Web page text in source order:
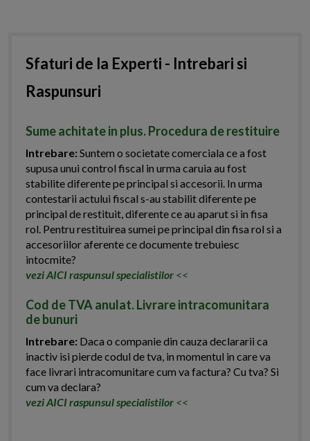
Sfaturi de la Experti - Intrebari si
Raspunsuri
Sume achitate in plus. Procedura de restituire
Intrebare:Suntem o societate comerciala ce a fost
supusa unui control fiscal in urma caruia au fost
stabilite diferente pe principal si accesorii. In urma
contestarii actului fiscal s-au stabilit diferente pe
principal de restituit, diferente ce au aparut si in fisa
rol. Pentru restituirea sumei pe principal din fisa rol si a
accesoriilor aferente ce documente trebuiesc
intocmite?
vezi AICI raspunsul specialistilor <<
Cod de TVA anulat. Livrare intracomunitara
de bunuri
Intrebare: Daca o companie din cauza declararii ca
inactiv isi pierde codul de tva, in momentul in care va
face livrari intracomunitare cum va factura? Cu tva? Si
cum va declara?
vezi AICI raspunsul specialistilor <<